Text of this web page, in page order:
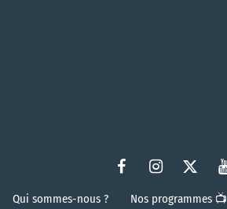
Qui sommes-nous ? Nos programmes 📺